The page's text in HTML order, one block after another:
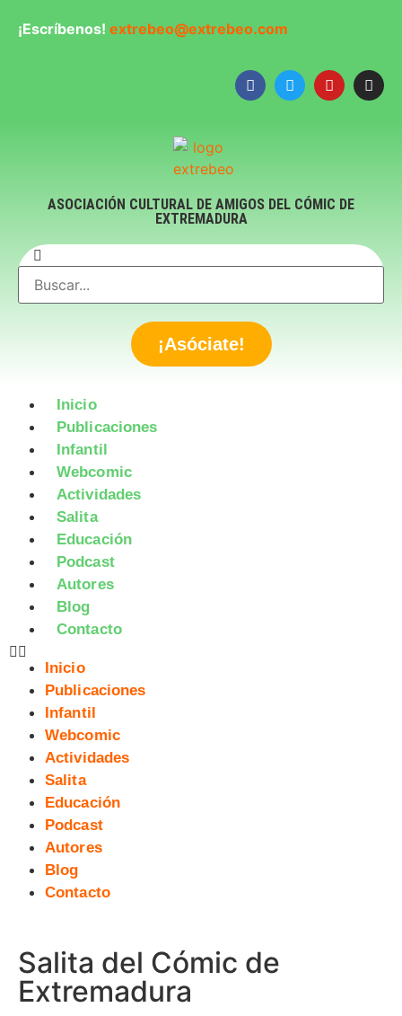
¡Escríbenos! extrebeo@extrebeo.com
ASOCIACIÓN CULTURAL DE AMIGOS DEL CÓMIC DE
EXTREMADURA
¡Asóciate!
Inicio
Publicaciones
Infantil
Webcomic
Actividades
Salita
Educación
Podcast
Autores
Blog
Contacto
Inicio
Publicaciones
Infantil
Webcomic
Actividades
Salita
Educación
Podcast
Autores
Blog
Contacto
Salita del Cómic de
Extremadura